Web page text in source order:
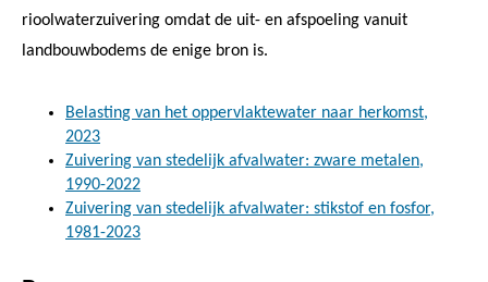
rioolwaterzuivering omdat de uit- en afspoeling vanuit
landbouwbodems de enige bron is.
Belasting van het oppervlaktewater naar herkomst,
2023
Zuivering van stedelijk afvalwater: zware metalen,
1990-2022
Zuivering van stedelijk afvalwater: stikstof en fosfor,
1981-2023